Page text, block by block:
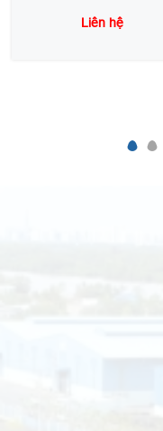
Liên hệ